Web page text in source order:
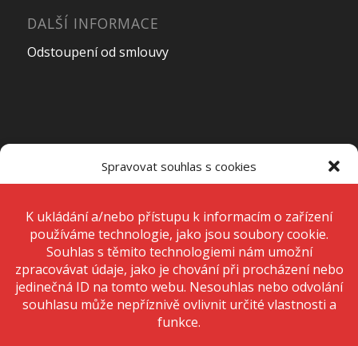
Spravovat souhlas s cookies
technologie, jako jsou soubory cookie. Děláme to, abychom zlepšili
zážitek z prohlížení a zobrazovali personalizované reklamy. Souhlas s
těmito technologiemi nám umožní zpracovávat údaje, jako je chování
při procházení nebo jedinečná ID na tomto webu. Nesouhlas nebo
odvolání souhlasu může nepříznivě ovlivnit určité vlastnosti a funkce.
Přijmout
DALŠÍ INFORMACE
Odstoupení od smlouvy
Pondělí – Pátek7:00 – 15:00
SobotaZavřeno
Neděle Zavřeno